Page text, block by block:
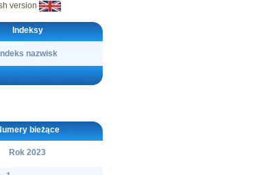
version
Indeksy
Indeks nazwisk
bieżące
Rok 2023